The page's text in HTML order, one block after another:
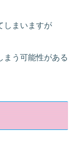
しまいますが
まう可能性がある